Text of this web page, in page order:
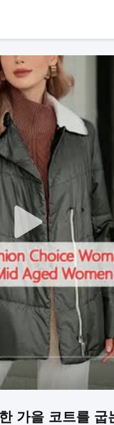
가을 코트를 굽